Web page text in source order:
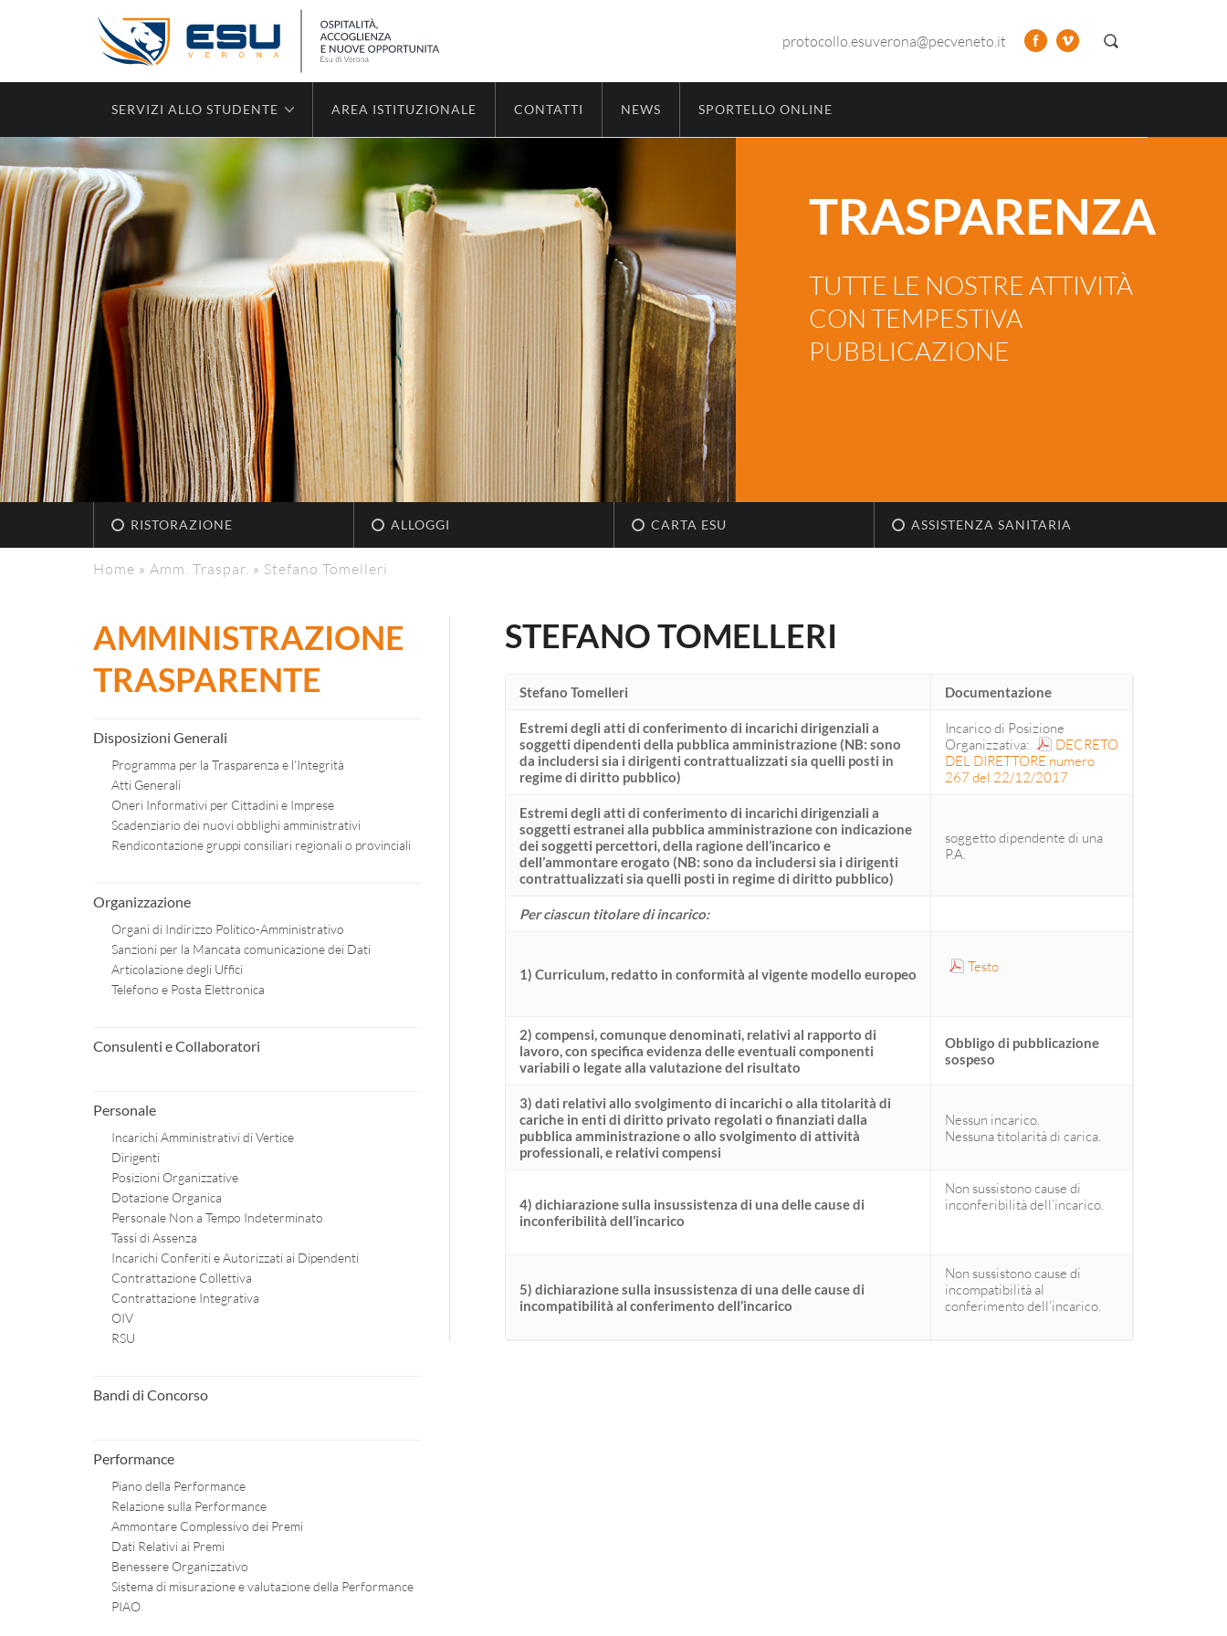
protocollo.esuverona@pecveneto.it
SERVIZI ALLO STUDENTE AREA ISTITUZIONALE CONTATTI NEWS SPORTELLO ONLINE
TRASPARENZA
TUTTE LE NOSTRE ATTIVITÀ
CON TEMPESTIVA
PUBBLICAZIONE
RISTORAZIONE ALLOGGI CARTA ESU ASSISTENZA SANITARIA
Home » Amm. Traspar. » Stefano Tomelleri
AMMINISTRAZIONE
TRASPARENTE
Disposizioni Generali
Programma per la Trasparenza e l’Integrità
Atti Generali
Oneri Informativi per Cittadini e Imprese
Scadenziario dei nuovi obblighi amministrativi
Rendicontazione gruppi consiliari regionali o provinciali
Organizzazione
Organi di Indirizzo Politico-Amministrativo
Sanzioni per la Mancata comunicazione dei Dati
Articolazione degli Uffici
Telefono e Posta Elettronica
Consulenti e Collaboratori
Personale
Incarichi Amministrativi di Vertice
Dirigenti
Posizioni Organizzative
Dotazione Organica
Personale Non a Tempo Indeterminato
Tassi di Assenza
Incarichi Conferiti e Autorizzati ai Dipendenti
Contrattazione Collettiva
Contrattazione Integrativa
OIV
RSU
Bandi di Concorso
Performance
Piano della Performance
Relazione sulla Performance
Ammontare Complessivo dei Premi
Dati Relativi ai Premi
Benessere Organizzativo
Sistema di misurazione e valutazione della Performance
PIAO
STEFANO TOMELLERI
Stefano Tomelleri Documentazione
Estremi degli atti di conferimento di incarichi dirigenziali a
soggetti dipendenti della pubblica amministrazione (NB: sono
da includersi sia i dirigenti contrattualizzati sia quelli posti in
regime di diritto pubblico)
Incarico di Posizione
Organizzativa:
DECRETO
DEL DIRETTORE numero
267 del 22/12/2017
Estremi degli atti di conferimento di incarichi dirigenziali a
soggetti estranei alla pubblica amministrazione con indicazione
dei soggetti percettori, della ragione dell’incarico e
dell’ammontare erogato (NB: sono da includersi sia i dirigenti
contrattualizzati sia quelli posti in regime di diritto pubblico)
soggetto dipendente di una
P.A.
Per ciascun titolare di incarico:
1) Curriculum, redatto in conformità al vigente modello europeo Testo
2) compensi, comunque denominati, relativi al rapporto di
lavoro, con specifica evidenza delle eventuali componenti
variabili o legate alla valutazione del risultato
Obbligo di pubblicazione
sospeso
3) dati relativi allo svolgimento di incarichi o alla titolarità di
cariche in enti di diritto privato regolati o finanziati dalla
pubblica amministrazione o allo svolgimento di attività
professionali, e relativi compensi
Nessun incarico.
Nessuna titolarità di carica.
4) dichiarazione sulla insussistenza di una delle cause di
inconferibilità dell’incarico
Non sussistono cause di
inconferibilità dell’incarico.
5) dichiarazione sulla insussistenza di una delle cause di
incompatibilità al conferimento dell’incarico
Non sussistono cause di
incompatibilità al
conferimento dell’incarico.